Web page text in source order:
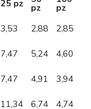
25 pz pz pz
3,53 2,88 2,85
7,47 5,24 4,60
7,47 4,91 3,94
11,34 6,74 4,74